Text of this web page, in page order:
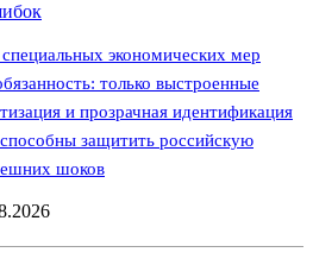
экономических мер
только выстроенные
и прозрачная идентификация
защитить российскую
шоков